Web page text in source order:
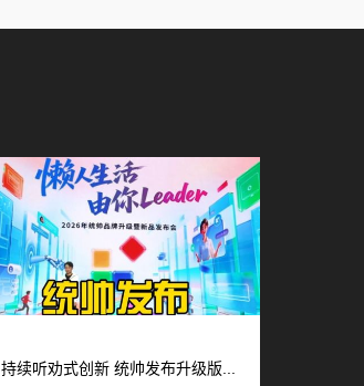
广告
持续听劝式创新 统帅发布升级版...